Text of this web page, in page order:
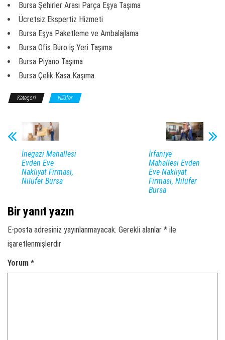
Bursa Şehirler Arası Parça Eşya Taşıma
Ücretsiz Ekspertiz Hizmeti
Bursa Eşya Paketleme ve Ambalajlama
Bursa Ofis Büro iş Yeri Taşıma
Bursa Piyano Taşıma
Bursa Çelik Kasa Kaşıma
Kategori Nilüfer
İnegazi Mahallesi
Evden Eve
Nakliyat Firması,
Nilüfer Bursa
İrfaniye
Mahallesi Evden
Eve Nakliyat
Firması, Nilüfer
Bursa
Bir yanıt yazın
E-posta adresiniz yayınlanmayacak. Gerekli alanlar * ile
işaretlenmişlerdir
Yorum *